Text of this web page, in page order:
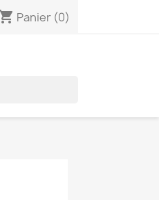
Panier (0)
